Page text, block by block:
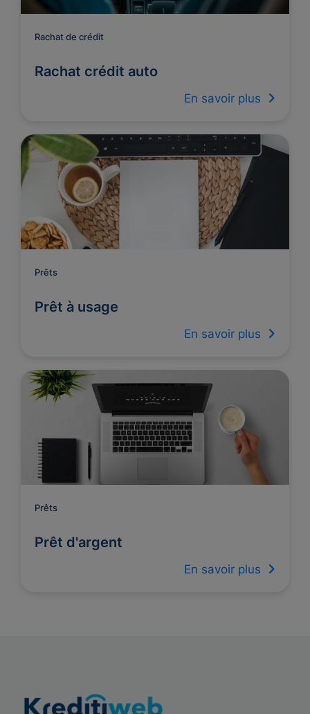
Rachat de crédit
Rachat crédit auto
En savoir plus
Prêts
Prêt à usage
En savoir plus
Prêts
Prêt d'argent
En savoir plus